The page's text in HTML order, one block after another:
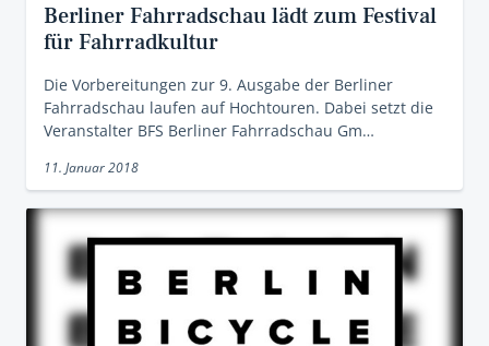
Berliner Fahrradschau lädt zum Festival
für Fahrradkultur
Die Vorbereitungen zur 9. Ausgabe der Berliner
Fahrradschau laufen auf Hochtouren. Dabei setzt die
Veranstalter BFS Berliner Fahrradschau Gm…
11. Januar 2018